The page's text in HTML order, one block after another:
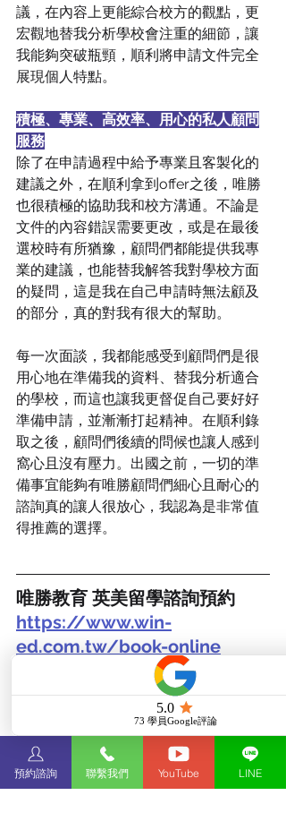
議，在內容上更能綜合校方的觀點，更
宏觀地替我分析學校會注重的細節，讓
我能夠突破瓶頸，順利將申請文件完全
展現個人特點。
積極、專業、高效率、用心的私人顧問
服務
除了在申請過程中給予專業且客製化的
建議之外，在順利拿到offer之後，唯勝
也很積極的協助我和校方溝通。不論是
文件的內容錯誤需要更改，或是在最後
選校時有所猶豫，顧問們都能提供我專
業的建議，也能替我解答我對學校方面
的疑問，這是我在自己申請時無法顧及
的部分，真的對我有很大的幫助。
每一次面談，我都能感受到顧問們是很
用心地在準備我的資料、替我分析適合
的學校，而這也讓我更督促自己要好好
準備申請，並漸漸打起精神。在順利錄
取之後，顧問們後續的問候也讓人感到
窩心且沒有壓力。出國之前，一切的準
備事宜能夠有唯勝顧問們細心且耐心的
諮詢真的讓人很放心，我認為是非常值
得推薦的選擇。
唯勝教育 英美留學諮詢預約
https://www.win-
ed.com.tw/book-online
#唯勝教育 #你的私人留學顧問
Your Future. Our Passion. WIN
Education
#留學 #英國留學 #英國留學顧問
#英國
預約諮詢 聯繫我們 YouTube LINE